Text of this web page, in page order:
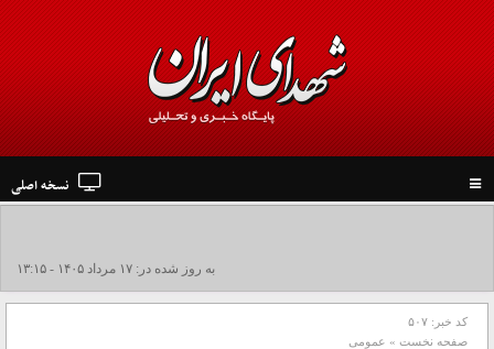
navigation
نسخه اصلی
به روز شده در: ۱۷ مرداد ۱۴۰۵ - ۱۳:۱۵
کد خبر: ۵۰۷
صفحه نخست » عمومی